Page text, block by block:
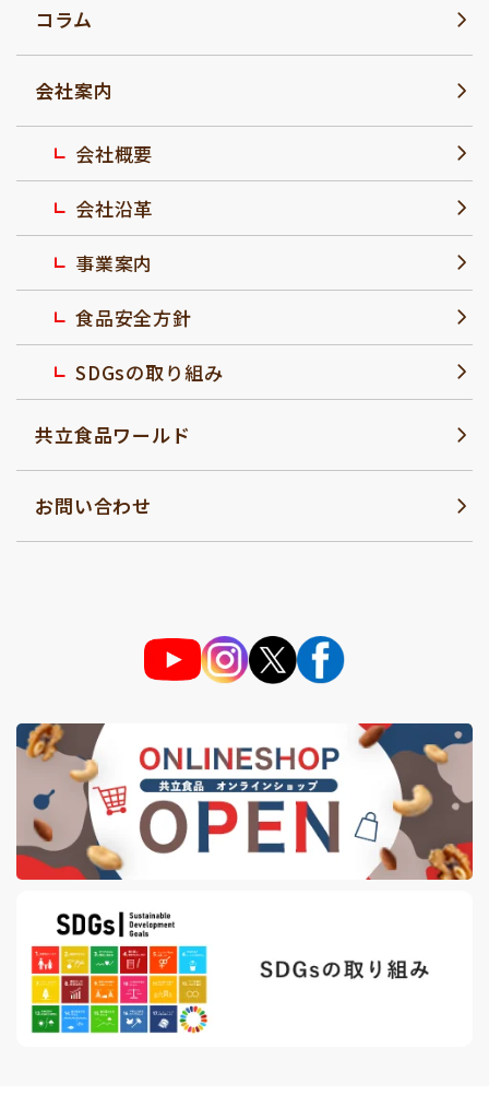
コラム
会社案内
会社概要
会社沿革
事業案内
食品安全方針
SDGsの取り組み
共立食品ワールド
お問い合わせ